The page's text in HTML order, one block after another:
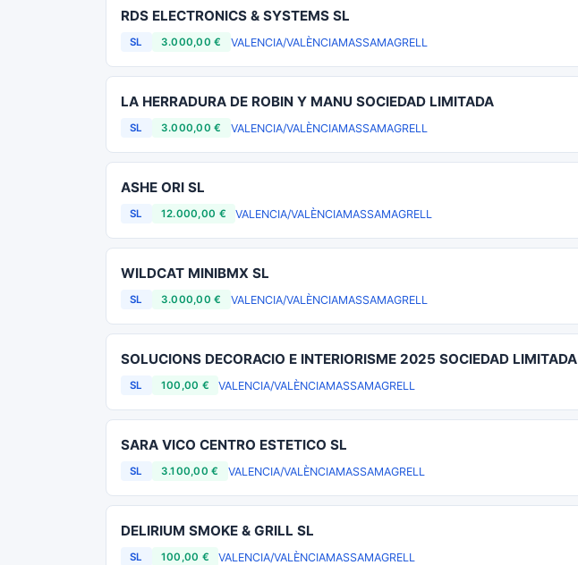
RDS ELECTRONICS & SYSTEMS SL
SL 3.000,00 € VALENCIA/VALÈNCIAMASSAMAGRELL
LA HERRADURA DE ROBIN Y MANU SOCIEDAD LIMITADA
SL 3.000,00 € VALENCIA/VALÈNCIAMASSAMAGRELL
ASHE ORI SL
SL 12.000,00 € VALENCIA/VALÈNCIAMASSAMAGRELL
WILDCAT MINIBMX SL
SL 3.000,00 € VALENCIA/VALÈNCIAMASSAMAGRELL
SOLUCIONS DECORACIO E INTERIORISME 2025 SOCIEDAD LIMITADA
SL 100,00 € VALENCIA/VALÈNCIAMASSAMAGRELL
SARA VICO CENTRO ESTETICO SL
SL 3.100,00 € VALENCIA/VALÈNCIAMASSAMAGRELL
DELIRIUM SMOKE & GRILL SL
SL 100,00 € VALENCIA/VALÈNCIAMASSAMAGRELL